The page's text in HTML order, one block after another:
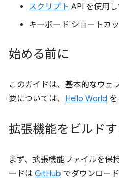
スクリプト API を使用
キーボード ショートカ
始める前に
このガイドは、基本的なウェ
要については、 Hello World を
拡張機能をビルドす
まず、拡張機能ファイルを保
ードは GitHub でダウンロード